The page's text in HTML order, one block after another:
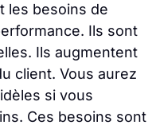
les besoins de
Ils sont
Ils augmentent
client. Vous aurez
si vous
Ces besoins sont